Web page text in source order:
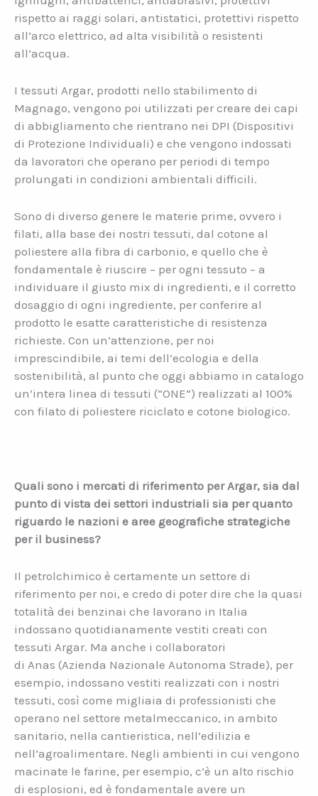
rispetto ai raggi solari, antistatici, protettivi rispetto
all’arco elettrico, ad alta visibilità o resistenti
all’acqua.
I tessuti Argar, prodotti nello stabilimento di
Magnago, vengono poi utilizzati per creare dei capi
di abbigliamento che rientrano nei DPI (Dispositivi
di Protezione Individuali) e che vengono indossati
da lavoratori che operano per periodi di tempo
prolungati in condizioni ambientali difficili.
Sono di diverso genere le materie prime, ovvero i
filati, alla base dei nostri tessuti, dal cotone al
poliestere alla fibra di carbonio, e quello che è
fondamentale è riuscire – per ogni tessuto – a
individuare il giusto mix di ingredienti, e il corretto
dosaggio di ogni ingrediente, per conferire al
prodotto le esatte caratteristiche di resistenza
richieste. Con un’attenzione, per noi
imprescindibile, ai temi dell’ecologia e della
sostenibilità, al punto che oggi abbiamo in catalogo
un’intera linea di tessuti (“ONE”) realizzati al 100%
con filato di poliestere riciclato e cotone biologico.
Quali sono i mercati di riferimento per Argar, sia dal
punto di vista dei settori industriali sia per quanto
riguardo le nazioni e aree geografiche strategiche
per il business?
Il petrolchimico è certamente un settore di
riferimento per noi, e credo di poter dire che la quasi
totalità dei benzinai che lavorano in Italia
indossano quotidianamente vestiti creati con
tessuti Argar. Ma anche i collaboratori
di Anas (Azienda Nazionale Autonoma Strade), per
esempio, indossano vestiti realizzati con i nostri
tessuti, così come migliaia di professionisti che
operano nel settore metalmeccanico, in ambito
sanitario, nella cantieristica, nell’edilizia e
nell’agroalimentare. Negli ambienti in cui vengono
macinate le farine, per esempio, c’è un alto rischio
di esplosioni, ed è fondamentale avere un